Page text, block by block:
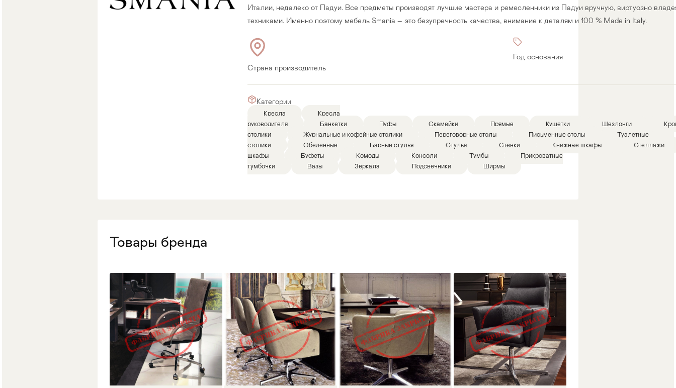
Прихожая
Италии, недалеко от Падуи. Все предметы производят лучшие мастера и ремесленники из Падуи вручную, виртуозно
техниками. Именно поэтому мебель Smania – это безупречность качества, внимание к деталям и 100 % Made in Italy.
Страна производитель
Год основания
Категории
Кресла
Кресла
руководителя
Банкетки Пуфы Скамейки Прямые Кушетки Шезлонги
столики
Журнальные и кофейные столики Переговорные столы Письменные столы
Туалетные
столики
Обеденные Барные стулья Стулья Стенки Книжные шкафы
Стеллажи
шкафы
Буфеты Комоды Консоли Тумбы
Прикроватные
тумбочки
Вазы Зеркала Подсвечники Ширмы
Товары бренда